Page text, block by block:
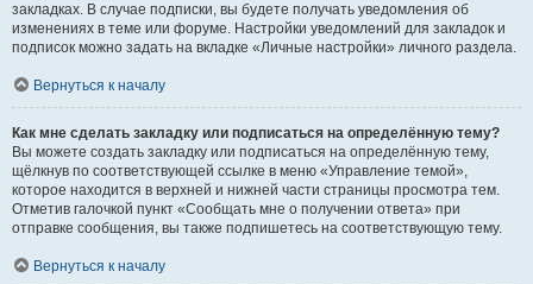
закладках. В случае подписки, вы будете получать уведомления об
изменениях в теме или форуме. Настройки уведомлений для закладок и
подписок можно задать на вкладке «Личные настройки» личного раздела.
Вернуться к началу
Как мне сделать закладку или подписаться на определённую тему?
Вы можете создать закладку или подписаться на определённую тему,
щёлкнув по соответствующей ссылке в меню «Управление темой»,
которое находится в верхней и нижней части страницы просмотра тем.
Отметив галочкой пункт «Сообщать мне о получении ответа» при
отправке сообщения, вы также подпишетесь на соответствующую тему.
Вернуться к началу